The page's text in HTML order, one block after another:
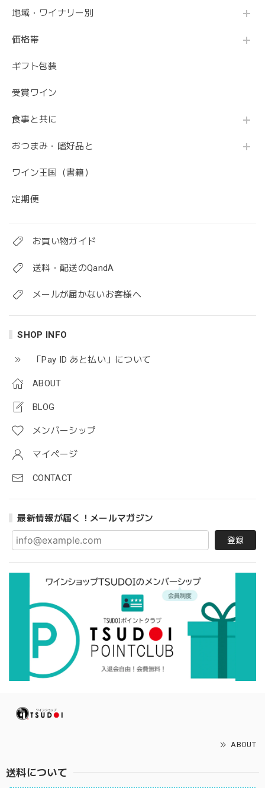
地域・ワイナリー別
価格帯
ギフト包装
受賞ワイン
食事と共に
おつまみ・嗜好品と
ワイン王国（書籍）
定期便
お買い物ガイド
送料・配送のQandA
メールが届かないお客様へ
SHOP INFO
「Pay ID あと払い」について
ABOUT
BLOG
メンバーシップ
マイページ
CONTACT
最新情報が届く！メールマガジン
登録
ABOUT
送料について